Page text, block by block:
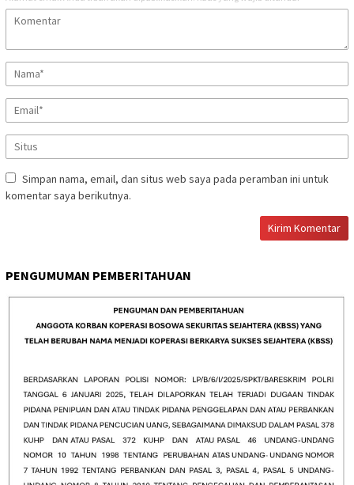
Simpan nama, email, dan situs web saya pada peramban ini untuk
komentar saya berikutnya.
PENGUMUMAN PEMBERITAHUAN